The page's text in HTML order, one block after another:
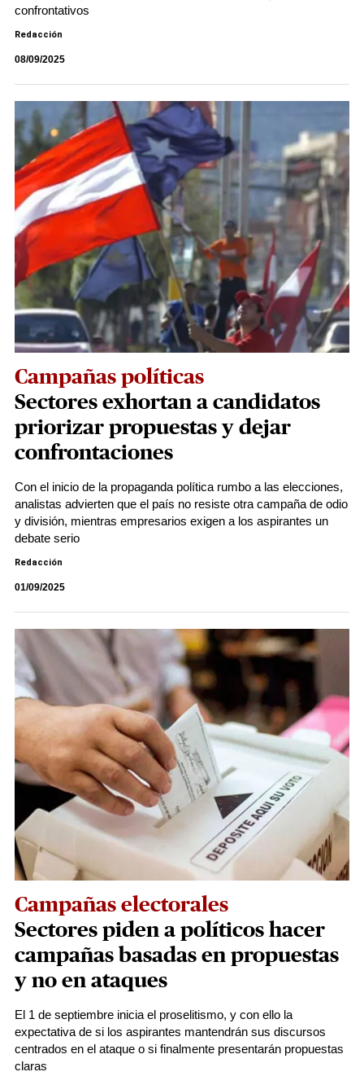
confrontativos
Redacción
08/09/2025
Campañas políticas
Sectores exhortan a candidatos
priorizar propuestas y dejar
confrontaciones
Con el inicio de la propaganda política rumbo a las elecciones,
analistas advierten que el país no resiste otra campaña de odio
y división, mientras empresarios exigen a los aspirantes un
debate serio
Redacción
01/09/2025
Campañas electorales
Sectores piden a políticos hacer
campañas basadas en propuestas
y no en ataques
El 1 de septiembre inicia el proselitismo, y con ello la
expectativa de si los aspirantes mantendrán sus discursos
centrados en el ataque o si finalmente presentarán propuestas
claras